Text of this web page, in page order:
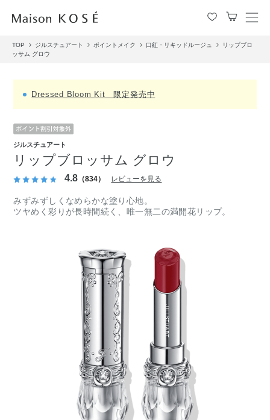
メ
す
TOP ジルスチュアート ポイントメイク 口紅・リキッドルージュ
リップブロ
ッサム グロウ
Dressed Bloom Kit 限定発売中
ジルスチュアート
リップブロッサム グロウ
4.8 （834） レビューを見る
みずみずしくなめらかな塗り心地。
ツヤめく彩りが長時間続く、唯一無二の満開花リップ。